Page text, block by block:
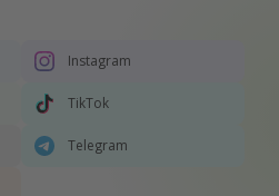
Instagram
TikTok
Telegram